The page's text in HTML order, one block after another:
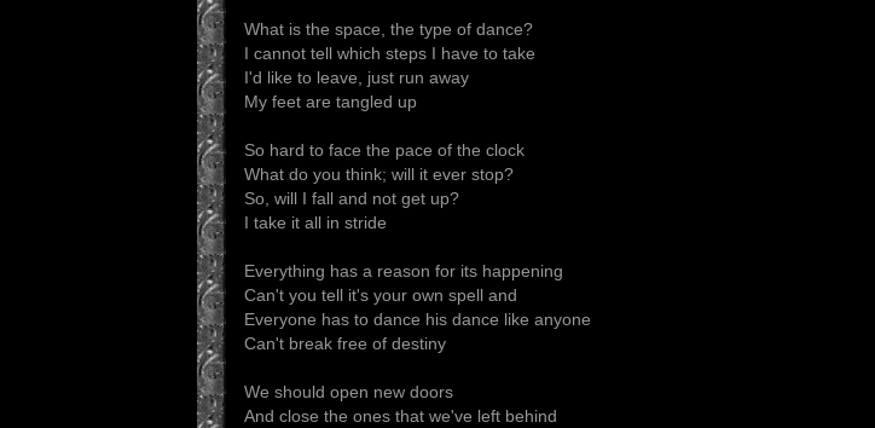
What is the space, the type of dance?
I cannot tell which steps I have to take
I'd like to leave, just run away
My feet are tangled up
So hard to face the pace of the clock
What do you think; will it ever stop?
So, will I fall and not get up?
I take it all in stride
Everything has a reason for its happening
Can't you tell it's your own spell and
Everyone has to dance his dance like anyone
Can't break free of destiny
We should open new doors
And close the ones that we've left behind